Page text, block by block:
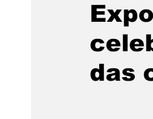
das